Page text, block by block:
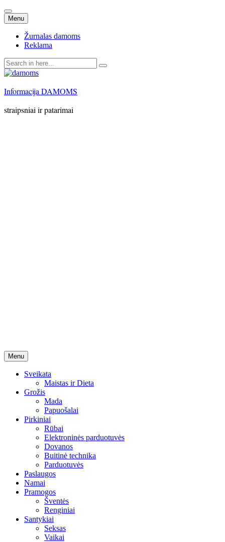
Menu Skip
to
content
Žurnalas damoms
Reklama
Search
for:
Informacija DAMOMS
straipsniai ir patarimai
Menu Skip
to
content
Sveikata
Maistas ir Dieta
Grožis
Mada
Papuošalai
Pirkiniai
Rūbai
Elektroninės parduotuvės
Dovanos
Buitinė technika
Parduotuvės
Paslaugos
Namai
Pramogos
Šventės
Renginiai
Santykiai
Seksas
Vaikai